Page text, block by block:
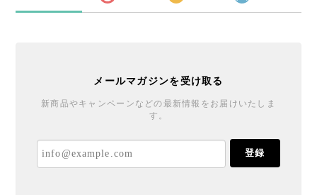
メールマガジンを受け取る
新商品やキャンペーンなどの最新情報をお届けいたしま
す。
登録